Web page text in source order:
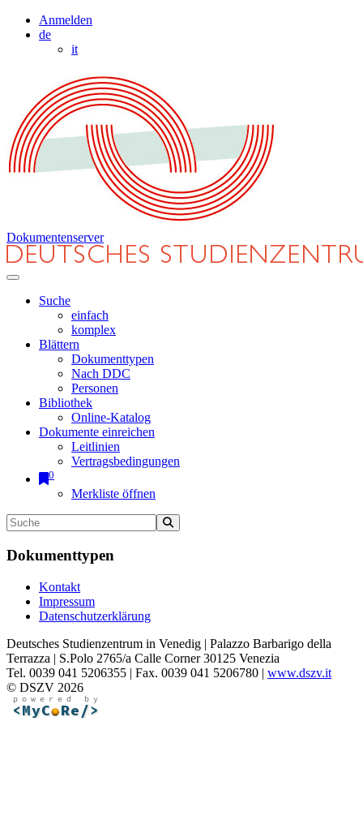
Anmelden
de
it
Dokumentenserver
Suche
einfach
komplex
Blättern
Dokumenttypen
Nach DDC
Personen
Bibliothek
Online-Katalog
Dokumente einreichen
Leitlinien
Vertragsbedingungen
0
Merkliste öffnen
Dokumenttypen
Kontakt
Impressum
Datenschutzerklärung
Deutsches Studienzentrum in Venedig | Palazzo Barbarigo della
Terrazza | S.Polo 2765/a Calle Corner 30125 Venezia
Tel. 0039 041 5206355 | Fax. 0039 041 5206780 | www.dszv.it
© DSZV 2026